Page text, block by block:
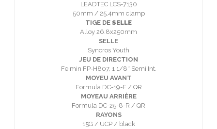
LEADTEC LCS-7130
50mm / 25.4mm clamp
TIGE DE SELLE
Alloy 26.8x250mm
SELLE
Syncros Youth
JEU DE DIRECTION
Feimin FP-H807, 1 1/8″ Semi Int.
MOYEU AVANT
Formula DC-19-F / QR
MOYEAU ARRIÈRE
Formula DC-25-8-R / QR
RAYONS
15G / UCP / black